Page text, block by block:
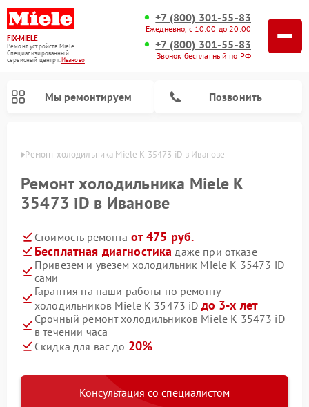
FIX-MIELE
Ремонт устройств Miele
Специализированный
cервисный центр г.Иваново
+7 (800) 301-55-83
Ежедневно, с 10:00 до 20:00
+7 (800) 301-55-83
Звонок бесплатный по РФ
Мы ремонтируем Позвонить
Ремонт холодильника Miele K 35473 iD в Иванове
Ремонт холодильника Miele K
35473 iD в Иванове
Стоимость ремонта от 475 руб.
Бесплатная диагностика даже при отказе
Привезем и увезем холодильник Miele K 35473 iD
сами
Гарантия на наши работы по ремонту
холодильников Miele K 35473 iD до 3-х лет
Срочный ремонт холодильников Miele K 35473 iD
в течении часа
Скидка для вас до 20%
Консультация со специалистом